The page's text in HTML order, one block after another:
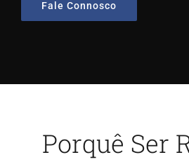
Fale Connosco
Porquê Ser